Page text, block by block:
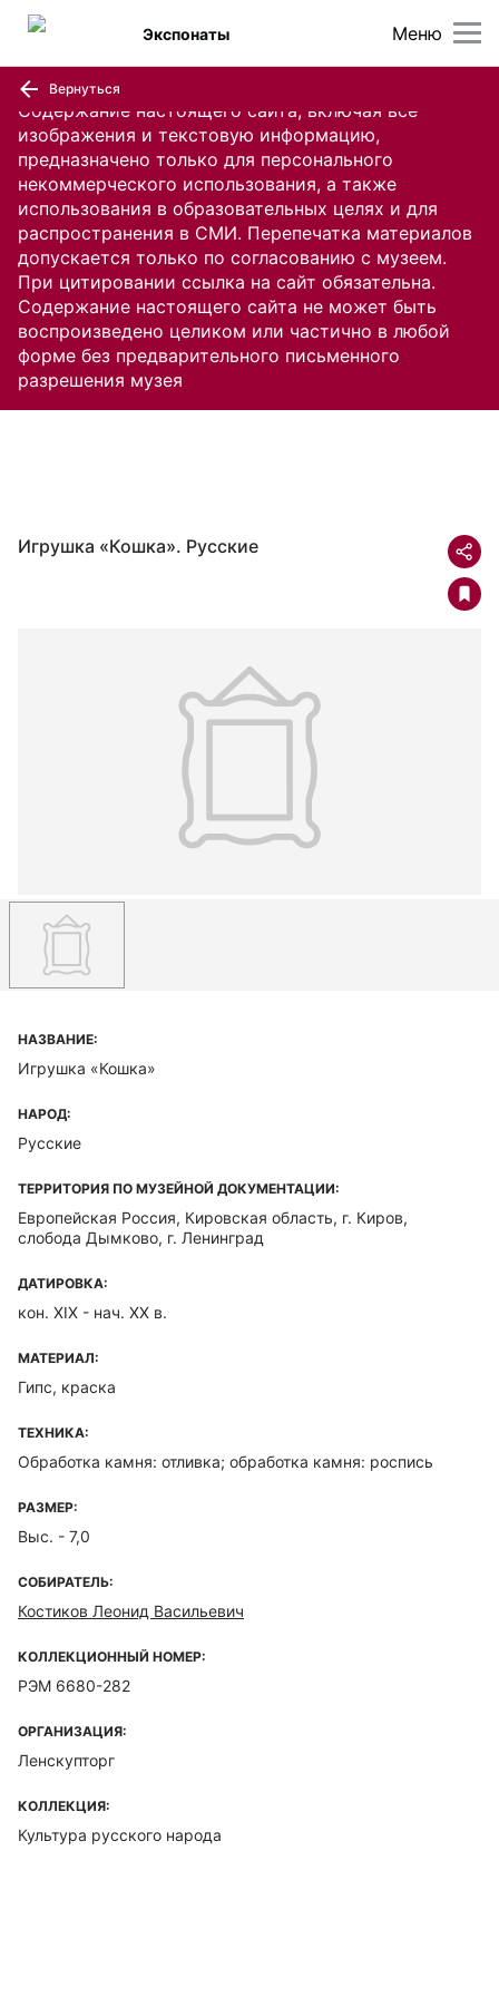
Содержание настоящего сайта, включая все
изображения и текстовую информацию,
предназначено только для персонального
некоммерческого использования, а также
использования в образовательных целях и для
распространения в СМИ. Перепечатка материалов
допускается только по согласованию с музеем.
При цитировании ссылка на сайт обязательна.
Содержание настоящего сайта не может быть
воспроизведено целиком или частично в любой
форме без предварительного письменного
разрешения музея
Меню
Экспонаты
Вернуться
Игрушка «Кошка». Русские
НАЗВАНИЕ:
Игрушка «Кошка»
НАРОД:
Русские
ТЕРРИТОРИЯ ПО МУЗЕЙНОЙ ДОКУМЕНТАЦИИ:
Европейская Россия, Кировская область, г. Киров,
слобода Дымково, г. Ленинград
ДАТИРОВКА:
кон. XIX - нач. ХХ в.
МАТЕРИАЛ:
Гипс, краска
ТЕХНИКА:
Обработка камня: отливка; обработка камня: роспись
РАЗМЕР:
Выс. - 7,0
СОБИРАТЕЛЬ:
Костиков Леонид Васильевич
КОЛЛЕКЦИОННЫЙ НОМЕР:
РЭМ 6680-282
ОРГАНИЗАЦИЯ:
Ленскупторг
КОЛЛЕКЦИЯ:
Культура русского народа